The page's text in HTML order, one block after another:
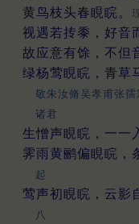
黄鸟枝头春睍睆。
视遇若抟黍，好音
故应意有馀，不但
绿杨莺睍睆，青草
敬朱汝脩吴孝甫张
诸君
生憎声睍睆，一一
霁雨黄鹂偏睍睆，
起
莺声初睍睆，云影
八